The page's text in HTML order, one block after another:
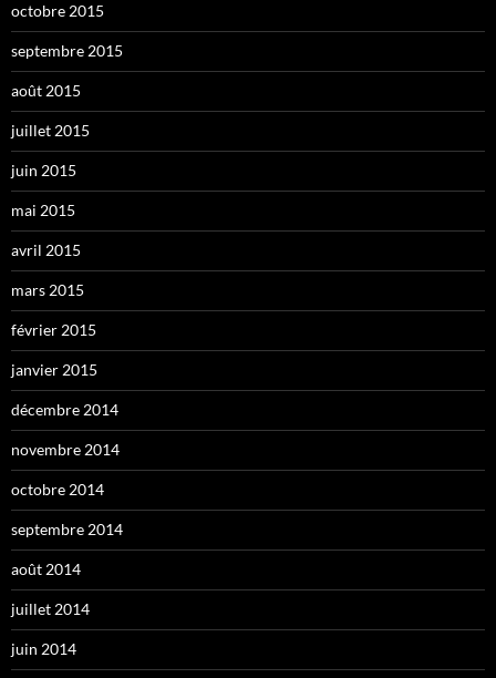
octobre 2015
septembre 2015
août 2015
juillet 2015
juin 2015
mai 2015
avril 2015
mars 2015
février 2015
janvier 2015
décembre 2014
novembre 2014
octobre 2014
septembre 2014
août 2014
juillet 2014
juin 2014